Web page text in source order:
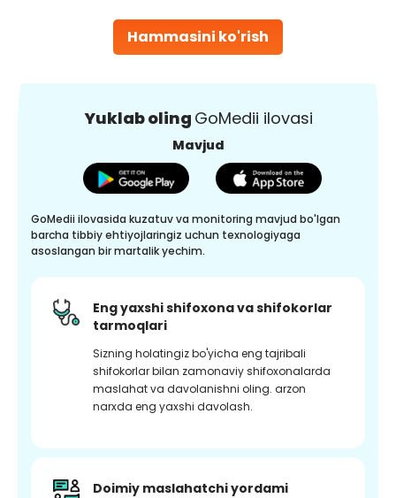
Hammasini ko'rish
Yuklab oling GoMedii ilovasi
Mavjud
GoMedii ilovasida kuzatuv va monitoring mavjud bo'lgan
barcha tibbiy ehtiyojlaringiz uchun texnologiyaga
asoslangan bir martalik yechim.
Eng yaxshi shifoxona va shifokorlar
tarmoqlari
Sizning holatingiz bo'yicha eng tajribali
shifokorlar bilan zamonaviy shifoxonalarda
maslahat va davolanishni oling. arzon
narxda eng yaxshi davolash.
Doimiy maslahatchi yordami